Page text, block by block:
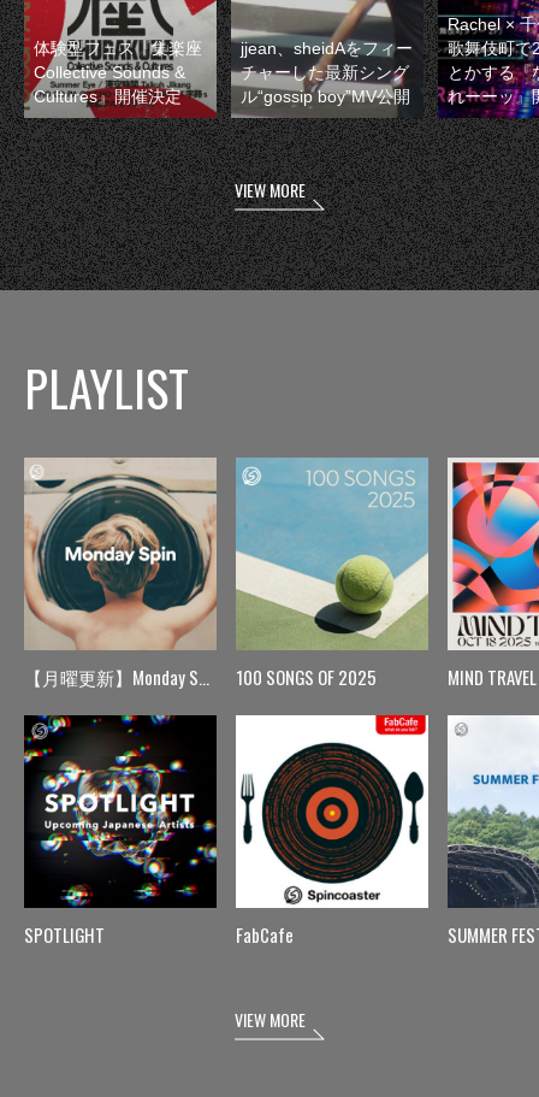
体験型フェス『集楽座
Collective Sounds &
Cultures』開催決定
jjean、sheidAをフィー
チャーした最新シング
ル“gossip boy”MV公開
Rachel ×
歌舞伎町で
とかする『
れーーッ』
VIEW MORE
PLAYLIST
【月曜更新】Monday Spin
SPOTLIGHT
100 SONGS OF 2025
FabCafe
MIND TRAVEL
SUMMER
VIEW MORE